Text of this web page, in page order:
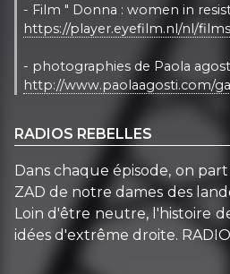
- Film " Donna : women in
https://player.eyefilm.nl/nl/
- photographies de Paola
http://www.paolaagosti.com/
RADIOS REBELLES
Dans chaque épisode, on
ZAD de notre dames des
Loin d'être neutre, l'histoire
idées d'extrême droite.